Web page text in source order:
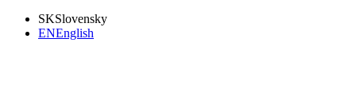
SKSlovensky
ENEnglish